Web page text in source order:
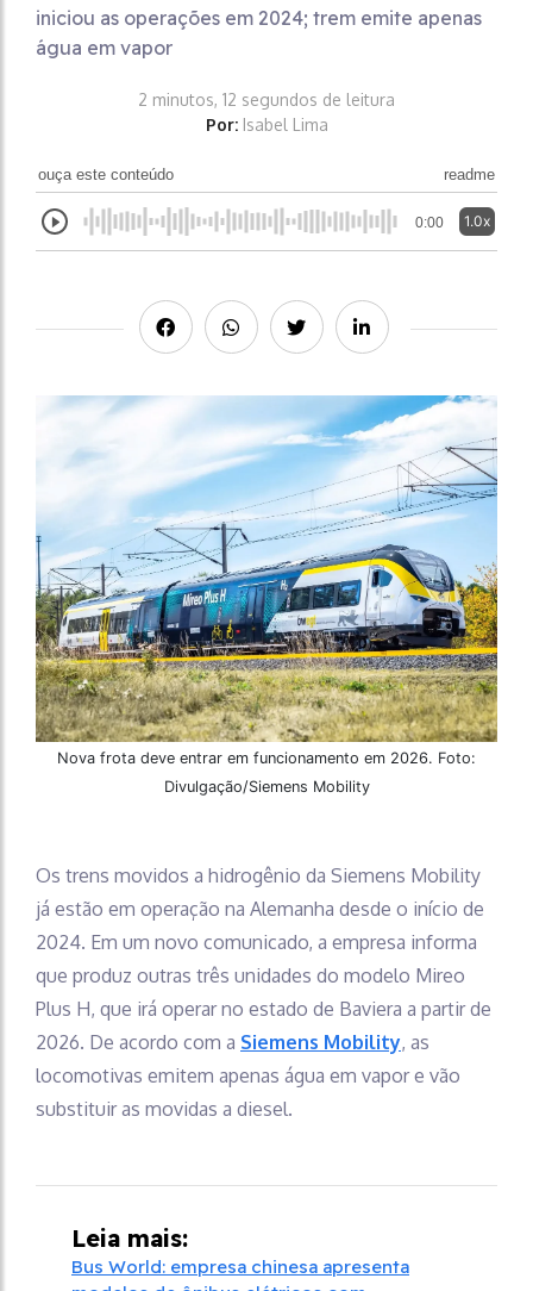
iniciou as operações em 2024; trem emite apenas
água em vapor
2 minutos, 12 segundos de leitura
Por: Isabel Lima
ouça este conteúdo readme
0:00 1.0x
Nova frota deve entrar em funcionamento em 2026. Foto:
Divulgação/Siemens Mobility
Os trens movidos a hidrogênio da Siemens Mobility
já estão em operação na Alemanha desde o início de
2024. Em um novo comunicado, a empresa informa
que produz outras três unidades do modelo Mireo
Plus H, que irá operar no estado de Baviera a partir de
2026. De acordo com a Siemens Mobility, as
locomotivas emitem apenas água em vapor e vão
substituir as movidas a diesel.
Leia mais:
Bus World: empresa chinesa apresenta